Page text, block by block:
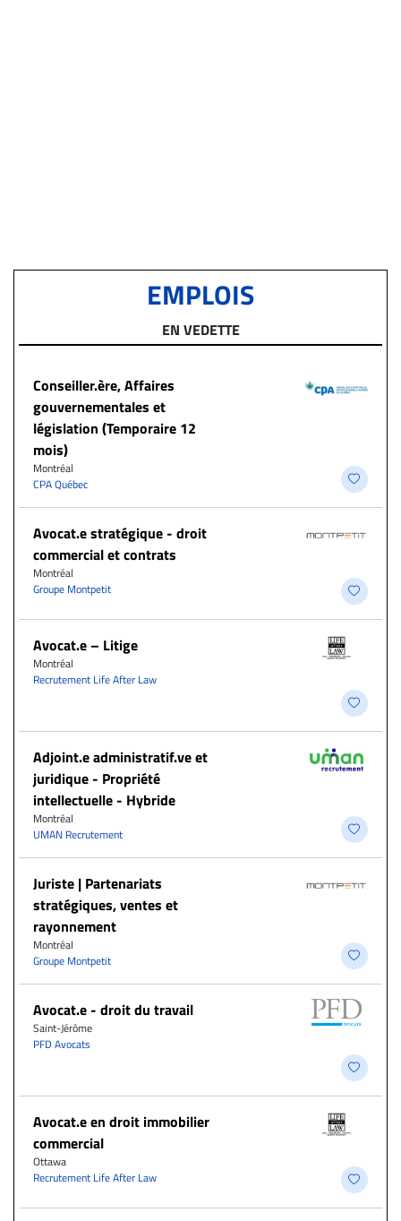
EMPLOIS
EN VEDETTE
Conseiller.ère, Affaires
gouvernementales et
législation (Temporaire 12
mois)
Montréal
CPA Québec
Avocat.e stratégique - droit
commercial et contrats
Montréal
Groupe Montpetit
Avocat.e – Litige
Montréal
Recrutement Life After Law
Adjoint.e administratif.ve et
juridique - Propriété
intellectuelle - Hybride
Montréal
UMAN Recrutement
Juriste | Partenariats
stratégiques, ventes et
rayonnement
Montréal
Groupe Montpetit
Avocat.e - droit du travail
Saint-Jérôme
PFD Avocats
Avocat.e en droit immobilier
commercial
Ottawa
Recrutement Life After Law